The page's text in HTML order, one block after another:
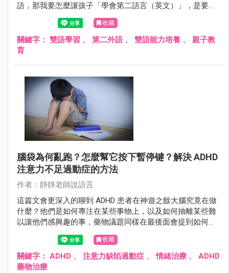
語，那我要怎麼讓孩子「學會第二語言（英文）」，是要應
講擠出幾個我知道的詞彙嗎？還是送去全美補習班（經濟允
許的話）？還是雙語補習班？又或者是課後再去補習、加強
英語能力？
收藏
關鍵字： 雙語學習 、 第二外語、 雙語能力培養 、 親子教
育
腦袋為何亂跑？怎麼幫它按下暫停键？解決 ADHD
注意力不足過動症的方法
作者：靜靜老師說語言
這篇文會更深入的聊到 ADHD 患者在神遊之餘大腦究竟在做
什麼？他們是如何專注在某些事物上，以及如何抽離某些難
以讓他們感興趣的事，藥物議題同樣在最後面會提到如何作
用，相信這篇文對大家會很有幫助的！
收藏
關鍵字： ADHD 、 注意力缺陷過動症 、情緒治療 、 ADHD
藥物治療